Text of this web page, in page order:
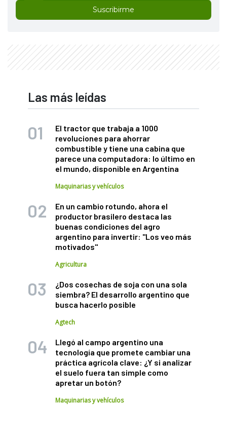
Suscribirme
Las más leídas
El tractor que trabaja a 1000
revoluciones para ahorrar
combustible y tiene una cabina que
parece una computadora: lo último en
el mundo, disponible en Argentina
Maquinarias y vehículos
En un cambio rotundo, ahora el
productor brasilero destaca las
buenas condiciones del agro
argentino para invertir: "Los veo más
motivados"
Agricultura
¿Dos cosechas de soja con una sola
siembra? El desarrollo argentino que
busca hacerlo posible
Agtech
Llegó al campo argentino una
tecnología que promete cambiar una
práctica agrícola clave: ¿Y si analizar
el suelo fuera tan simple como
apretar un botón?
Maquinarias y vehículos